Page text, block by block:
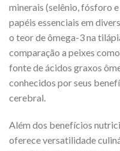
minerais (selênio, fósforo
papéis essenciais em
o teor de ômega-3 na
comparação a peixes
fonte de ácidos graxos
conhecidos por seus
cerebral.
Além dos benefícios
oferece versatilidade